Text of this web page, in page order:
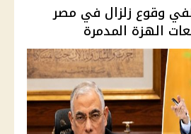
وقوع زلزال في مصر
الهزة المدمرة